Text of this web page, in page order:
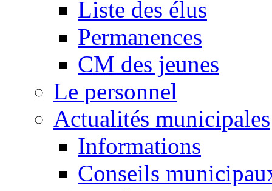
Liste des élus
Permanences
CM des jeunes
Le personnel
Actualités municipales
Informations
Conseils